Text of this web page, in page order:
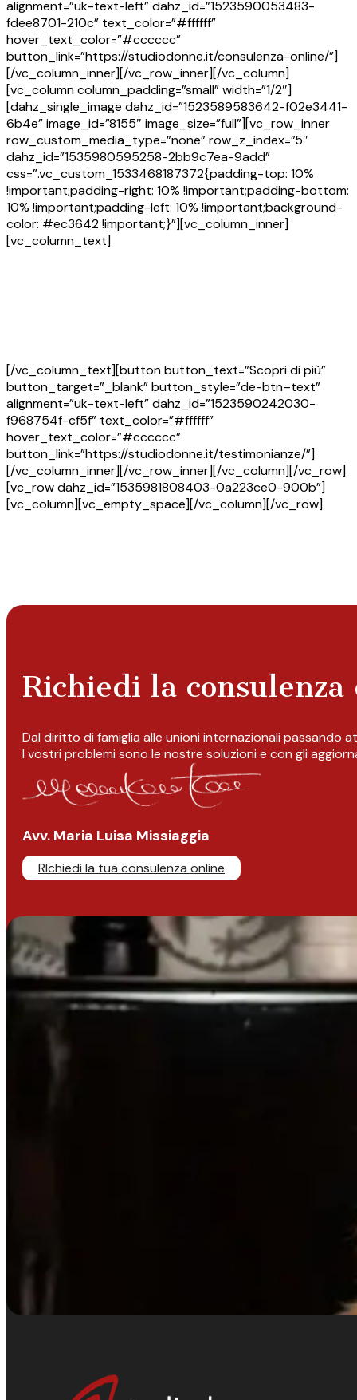
alignment=”uk-text-left” dahz_id=”1523590053483-
fdee8701-210c” text_color=”#ffffff”
hover_text_color=”#cccccc”
button_link=”https://studiodonne.it/consulenza-online/”]
[/vc_column_inner][/vc_row_inner][/vc_column]
[vc_column column_padding=”small” width=”1/2″]
[dahz_single_image dahz_id=”1523589583642-f02e3441-
6b4e” image_id=”8155″ image_size=”full”][vc_row_inner
row_custom_media_type=”none” row_z_index=”5″
dahz_id=”1535980595258-2bb9c7ea-9add”
css=”.vc_custom_1533468187372{padding-top: 10%
!important;padding-right: 10% !important;padding-bottom:
10% !important;padding-left: 10% !important;background-
color: #ec3642 !important;}”][vc_column_inner]
[vc_column_text]
[/vc_column_text][button button_text=”Scopri di più”
button_target=”_blank” button_style=”de-btn–text”
alignment=”uk-text-left” dahz_id=”1523590242030-
f968754f-cf5f” text_color=”#ffffff”
hover_text_color=”#cccccc”
button_link=”https://studiodonne.it/testimonianze/”]
[/vc_column_inner][/vc_row_inner][/vc_column][/vc_row]
[vc_row dahz_id=”1535981808403-0a223ce0-900b”]
[vc_column][vc_empty_space][/vc_column][/vc_row]
Richiedi la
Dal diritto di famiglia alle unioni internazionali passando
I vostri problemi sono le nostre soluzioni e con gli
Avv. Maria Luisa Missiaggia
RIchiedi la tua consulenza online